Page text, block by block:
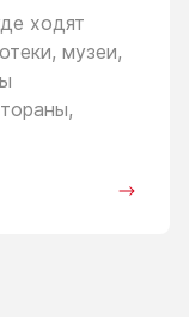
ходят
музеи,